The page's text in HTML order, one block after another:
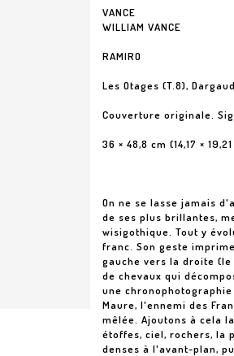
VANCE
WILLIAM VANCE
RAMIRO
Les Otages (T.8),
Couverture originale.
36 × 48,8 cm (14,17 ×
On ne se lasse jamais
de ses plus brillantes,
wisigothique. Tout y
franc. Son geste
gauche vers la droite
de chevaux qui
une
Maure, l'ennemi des
mêlée. Ajoutons à cela
étoffes, ciel, rochers, la
denses à l'avant-plan,